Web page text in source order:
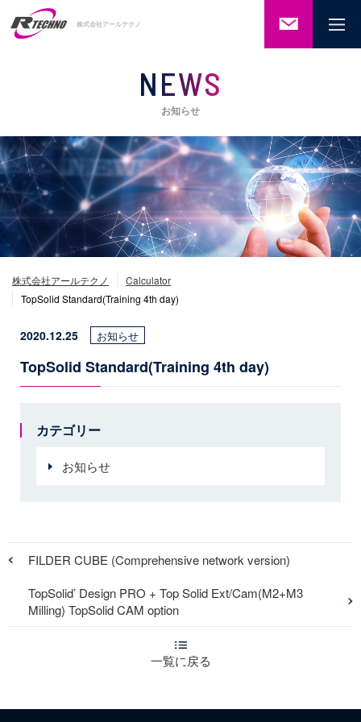
株式会社アールテクノ ご相談・
わせ
NEWS
お知らせ
株式会社アールテクノ
Calculator
TopSolid Standard(Training 4th day)
2020.12.25 お知らせ
TopSolid Standard(Training 4th day)
カテゴリー
お知らせ
FILDER CUBE (Comprehensive network version)
一覧に戻る
TopSolid’ Design PRO + Top Solid Ext/Cam(M2+M3
Milling) TopSolid CAM option